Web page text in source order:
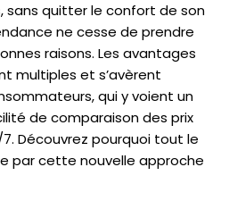
sans quitter le confort de son
ne cesse de prendre
raisons. Les avantages
multiples et s’avèrent
qui y voient un
de comparaison des prix
Découvrez pourquoi tout le
par cette nouvelle approche